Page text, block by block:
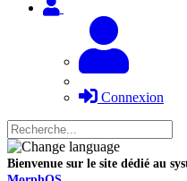
Connexion
Bienvenue sur le site dédié au